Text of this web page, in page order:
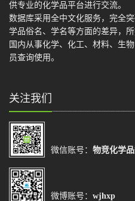
供专业的化学品平台进行交流。
数据库采用全中文化服务，完全
学品俗名、学名等方面的差异，
国内从事化学、化工、材料、生
员查询使用。
关注我们
微信账号： 物竞化学
微博账号： wjhxp